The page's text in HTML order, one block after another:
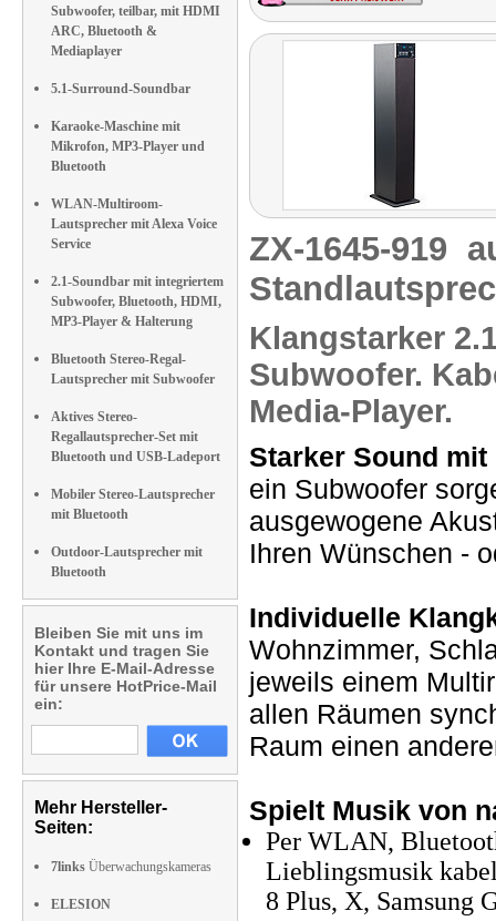
Subwoofer, teilbar, mit HDMI
ARC, Bluetooth &
Mediaplayer
5.1-Surround-Soundbar
Karaoke-Maschine mit
Mikrofon, MP3-Player und
Bluetooth
WLAN-Multiroom-
Lautsprecher mit Alexa Voice
Service
2.1-Soundbar mit integriertem
Subwoofer, Bluetooth, HDMI,
MP3-Player & Halterung
Bluetooth Stereo-Regal-
Lautsprecher mit Subwoofer
Aktives Stereo-
Regallautsprecher-Set mit
Bluetooth und USB-Ladeport
Mobiler Stereo-Lautsprecher
mit Bluetooth
Outdoor-Lautsprecher mit
Bluetooth
Bleiben Sie mit uns im
Kontakt und tragen Sie
hier Ihre E-Mail-Adresse
für unsere HotPrice-Mail
ein:
Mehr Hersteller-
Seiten:
7links Überwachungskameras
ELESION
ZX-1645-919
Klangstarker
Subwoofer.
Media-Player.
Starker Sound
ein Subwoofer
ausgewogene
Ihren Wünschen -
Individuelle
Wohnzimmer,
jeweils einem
allen Räumen
Raum einen
Spielt Musik von
Per WLAN,
Lieblingsmusik
8 Plus, X, Samsung